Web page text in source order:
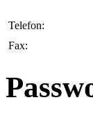
Telefon:
Fax: